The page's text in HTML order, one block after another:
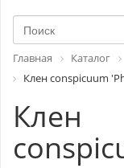
Главная Каталог
Клен conspicuum
Клен